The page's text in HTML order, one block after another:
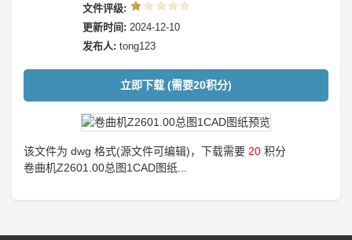
文件评级:
更新时间: 2024-12-10
发布人: tong123
立即下载 (需要20积分)
该文件为 dwg 格式(源文件可编辑)，下载需要 20 积分
卷曲机Z2601.00总图1CAD图纸...